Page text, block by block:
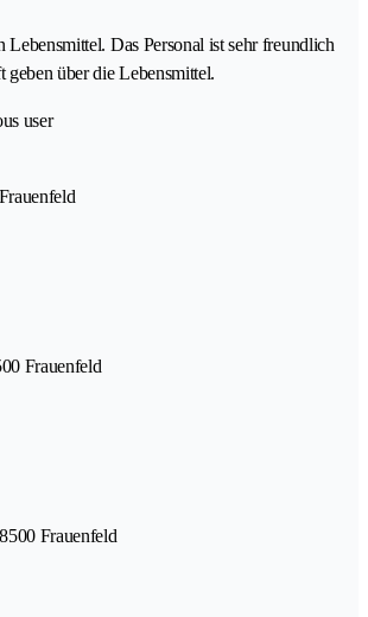
Lebensmittel. Das Personal ist sehr freundlich
geben über die Lebensmittel.
user
Frauenfeld
8500 Frauenfeld